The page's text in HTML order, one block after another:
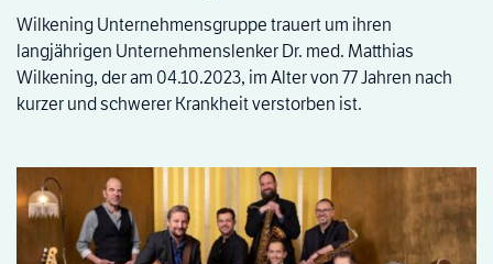
Wilkening Unternehmensgruppe trauert um ihren
langjährigen Unternehmenslenker Dr. med. Matthias
Wilkening, der am 04.10.2023, im Alter von 77 Jahren nach
kurzer und schwerer Krankheit verstorben ist.